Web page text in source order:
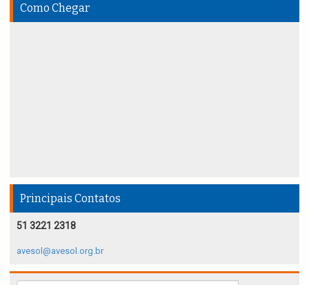
Como Chegar
Principais Contatos
51 3221 2318
avesol@avesol.org.br